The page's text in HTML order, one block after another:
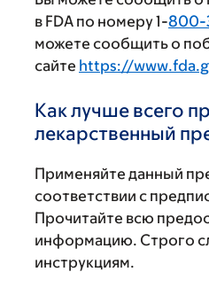
в FDA по номеру 1-800-
можете сообщить о
сайте https://
Как лучше всего
лекарственный
Применяйте данный
соответствии с
Прочитайте всю
информацию. Строго
инструкциям.